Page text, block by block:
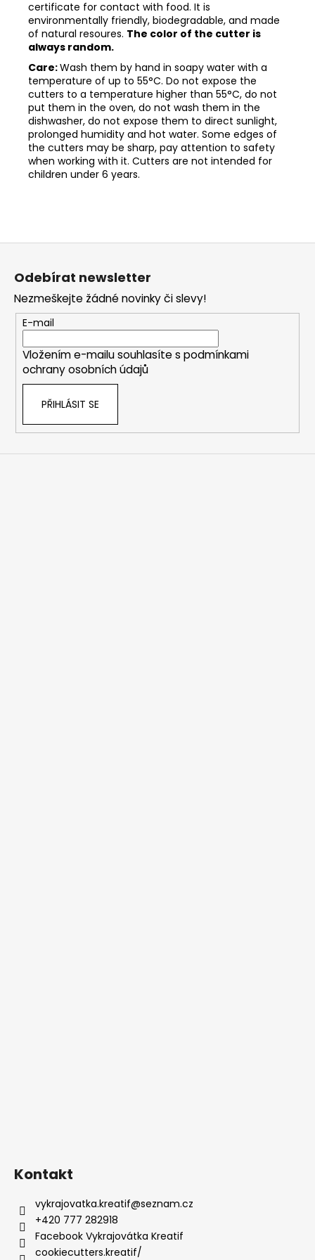
certificate for contact with food. It is
environmentally friendly, biodegradable, and made
of natural resoures. The color of the cutter is
always random.
Care:Wash them by hand in soapy water with a
temperature of up to 55°C. Do not expose the
cutters to a temperature higher than 55°C, do not
put them in the oven, do not wash them in the
dishwasher, do not expose them to direct sunlight,
prolonged humidity and hot water. Some edges of
the cutters may be sharp, pay attention to safety
when working with it. Cutters are not intended for
children under 6 years.
Z
Odebírat newsletter
Nezmeškejte žádné novinky či slevy!
E-mail
Vložením e-mailu souhlasíte s podmínkami
ochrany osobních údajů
PŘIHLÁSIT SE
Kontakt
vykrajovatka.kreatif@seznam.cz
+420 777 282918
Facebook Vykrajovátka Kreatif
cookiecutters.kreatif/